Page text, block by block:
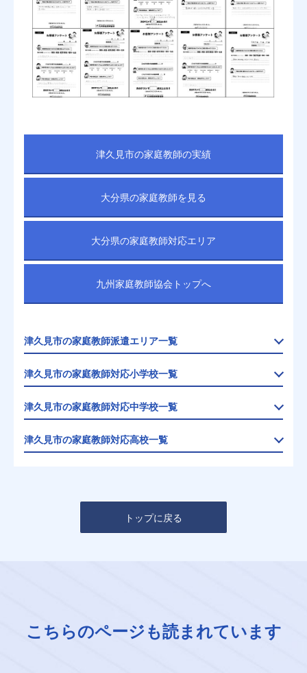
津久見市の家庭教師の実績
大分県の家庭教師を見る
大分県の家庭教師対応エリア
九州家庭教師協会トップへ
津久見市の家庭教師派遣エリア一覧
津久見市の家庭教師対応小学校一覧
津久見市の家庭教師対応中学校一覧
津久見市の家庭教師対応高校一覧
トップに戻る
こちらのページも読まれています